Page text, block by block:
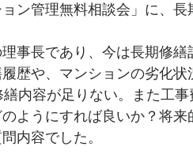
ン管理無料相談会」に、長
事長であり、今は長期修繕
歴や、マンションの劣化
内容が足りない。また工
ようにすれば良いか？将
内容でした。